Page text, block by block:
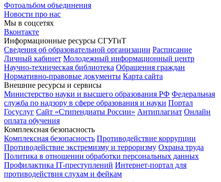
Фотоальбом объединения
Новости про нас
Мы в соцсетях
Вконтакте
Информационные ресурсы СГУГиТ
Сведения об образовательной организации Расписание
Личный кабинет Молодежный информационный центр
Научно-техническая библиотека Обращения граждан
Нормативно-правовые документы Карта сайта
Внешние ресурсы и сервисы
Министерство науки и высшего образования РФ Федеральная
служба по надзору в сфере образования и науки Портал
Госуслуг Сайт «Стипендиаты России» Антиплагиат Онлайн
оплата обучения
Комплексная безопасность
Комплексная безопасность Противодействие коррупции
Противодействие экстремизму и терроризму Охрана труда
Политика в отношении обработки персональных данных
Профилактика IT-преступлений Интернет-портал для
противодействия слухам и фейкам